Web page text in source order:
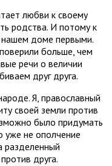
любви к своему
родства. И потому к
нашем доме первыми.
больше, чем
речи о величии
друг друга.
Я, православный
своей земли против
было придумать
уже не ополчение
разделенный
друга.